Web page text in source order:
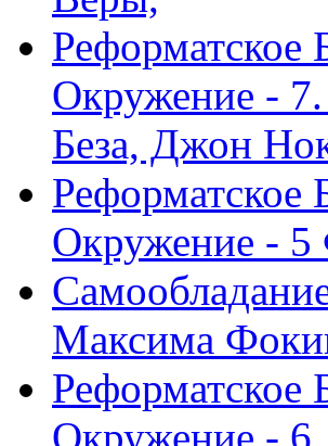
Реформатское
Окружение -
Беза, Джон
Реформатское
Окружение -
Максима
Реформатское
Окружение -